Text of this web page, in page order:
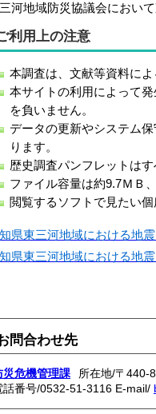
河地域防災協議会におい
利用上の注意
本調査は、文献等資料に
本サイトの利用によって
を負いません。
データの更新やシステム
ります。
歴史調査パンフレットはす
ファイル容量は約9.7ＭＢ
閲覧するソフトで見たい
県東三河地域における地
県東三河地域における地
問合わせ先
災危機管理課
所在地/〒440-
話番号/0532-51-3116 E-mail/